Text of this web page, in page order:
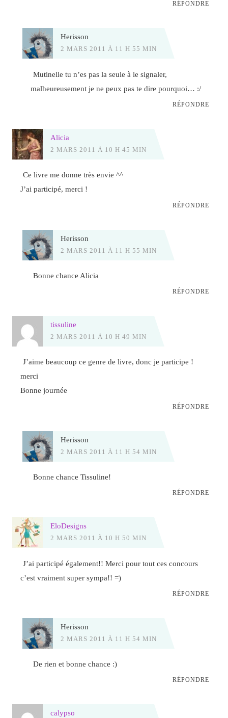
RÉPONDRE
Herisson
2 MARS 2011 À 11 H 55 MIN
Mutinelle tu n’es pas la seule à le signaler,
malheureusement je ne peux pas te dire pourquoi… :/
RÉPONDRE
Alicia
2 MARS 2011 À 10 H 45 MIN
Ce livre me donne très envie ^^
J’ai participé, merci !
RÉPONDRE
Herisson
2 MARS 2011 À 11 H 55 MIN
Bonne chance Alicia
RÉPONDRE
tissuline
2 MARS 2011 À 10 H 49 MIN
J’aime beaucoup ce genre de livre, donc je participe !
merci
Bonne journée
RÉPONDRE
Herisson
2 MARS 2011 À 11 H 54 MIN
Bonne chance Tissuline!
RÉPONDRE
EloDesigns
2 MARS 2011 À 10 H 50 MIN
J’ai participé également!! Merci pour tout ces concours
c’est vraiment super sympa!! =)
RÉPONDRE
Herisson
2 MARS 2011 À 11 H 54 MIN
De rien et bonne chance :)
RÉPONDRE
calypso